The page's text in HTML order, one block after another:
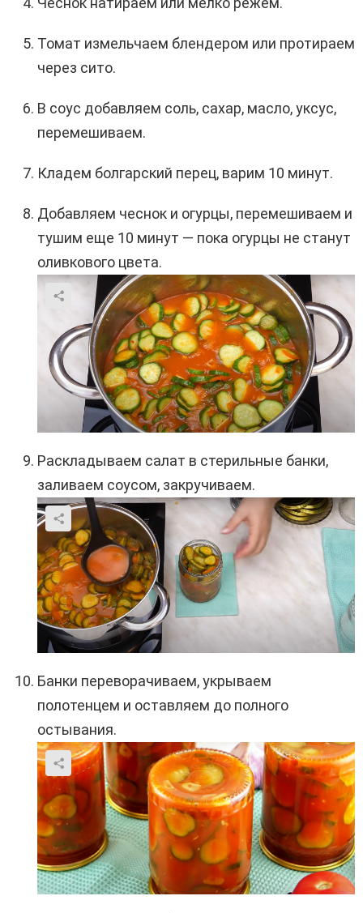
Томат измельчаем блендером или протираем
через сито.
В соус добавляем соль, сахар, масло, уксус,
перемешиваем.
Кладем болгарский перец, варим 10 минут.
Добавляем чеснок и огурцы, перемешиваем и
тушим еще 10 минут — пока огурцы не станут
оливкового цвета.
Раскладываем салат в стерильные банки,
заливаем соусом, закручиваем.
Банки переворачиваем, укрываем
полотенцем и оставляем до полного
остывания.